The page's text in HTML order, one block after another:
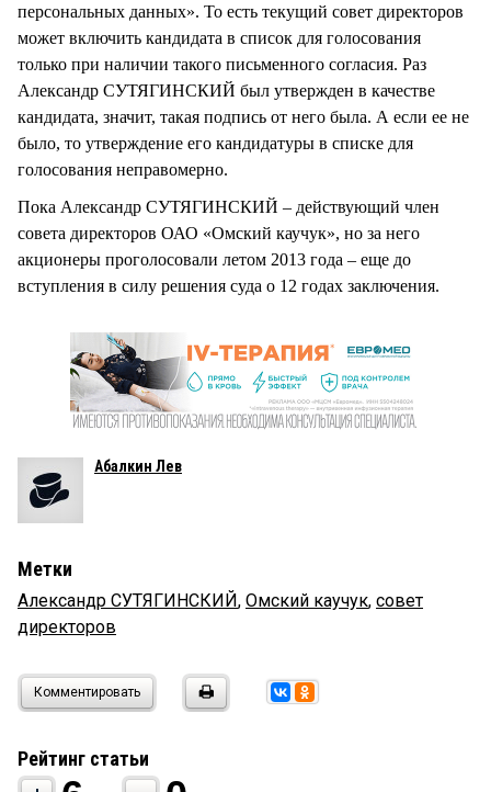
персональных данных». То есть текущий совет директоров
может включить кандидата в список для голосования
только при наличии такого письменного согласия. Раз
Александр СУТЯГИНСКИЙ был утвержден в качестве
кандидата, значит, такая подпись от него была. А если ее не
было, то утверждение его кандидатуры в списке для
голосования неправомерно.
Пока Александр СУТЯГИНСКИЙ – действующий член
совета директоров ОАО «Омский каучук», но за него
акционеры проголосовали летом 2013 года – еще до
вступления в силу решения суда о 12 годах заключения.
Абалкин Лев
Метки
Александр СУТЯГИНСКИЙ, Омский каучук, совет
директоров
Комментировать
Рейтинг статьи